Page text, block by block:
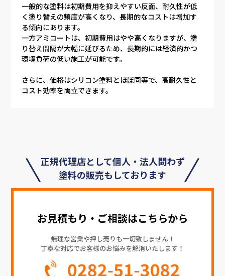
一般的な塗料は初期費用を抑えやすい反面、耐久性が低
く塗り替えの頻度が高くなり、長期的なコストは増加す
る傾向にあります。
一方アミコートは、初期費用はやや高くなりますが、塗
り替え間隔が大幅に延びるため、長期的には経済的かつ
環境負荷の低い施工が可能です。
さらに、価格はシリコン塗料とほぼ同等で、高耐久性と
コスト効率を両立できます。
正規代理店として個人・法人問わず
塗料の販売もしております
お見積もり・ご相談はこちらから
無理な営業や押し売りも一切致しません！
丁寧な対応でお客様のお悩みを解消いたします！